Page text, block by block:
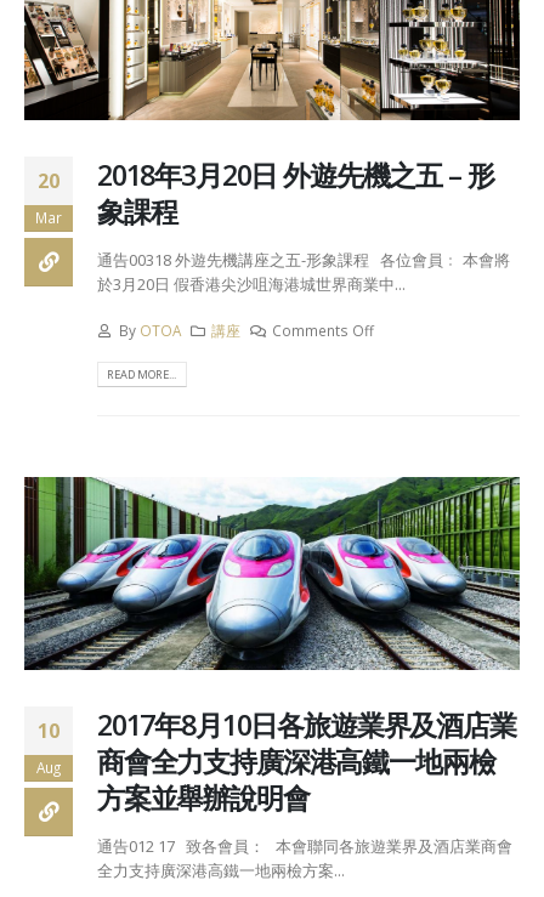
20
Mar
2018年3月20日 外遊先機之五 – 形
象課程
通告00318 外遊先機講座之五-形象課程 各位會員﹕ 本會將
於3月20日 假香港尖沙咀海港城世界商業中...
By OTOA 講座 Comments Off
READ MORE...
10
Aug
2017年8月10日各旅遊業界及酒店業
商會全力支持廣深港高鐵一地兩檢
方案並舉辦說明會
通告012 17 致各會員： 本會聯同各旅遊業界及酒店業商會
全力支持廣深港高鐵一地兩檢方案...